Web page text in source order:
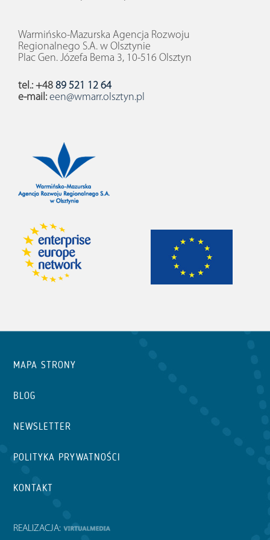
Warmińsko-Mazurska Agencja Rozwoju
Regionalnego S.A. w Olsztynie
Plac Gen. Józefa Bema 3, 10-516 Olsztyn
tel.: +48 89 521 12 64
e-mail: een@wmarr.olsztyn.pl
MAPA STRONY
BLOG
NEWSLETTER
POLITYKA PRYWATNOŚCI
KONTAKT
REALIZACJA: